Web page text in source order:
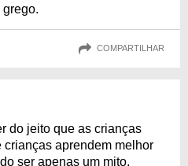
COMPARTILHAR
do jeito que as crianças
crianças aprendem melhor
ser apenas um mito.